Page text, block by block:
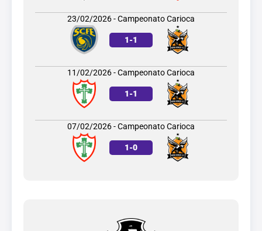
23/02/2026 - Campeonato Carioca
1-1
11/02/2026 - Campeonato Carioca
1-1
07/02/2026 - Campeonato Carioca
1-0